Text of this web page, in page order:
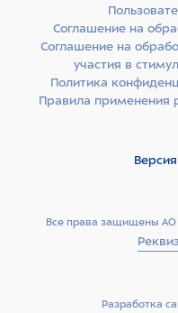
Все права защищены АО
Соглашение на
Соглашение на
участия в
Политика
Правила применения
Разработка